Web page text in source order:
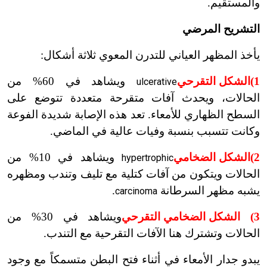
والمستقيم.
التشريح المرضي
يأخذ المظهر العياني للتدرن المعوي ثلاثة أشكال:
1) الشكل التقرحيulcerative
ويشاهد في 60% من
الحالات، ويحدث آفات متقرحة متعددة تتوضع على
السطح الظهاري للأمعاء. تعد هذه الإصابة شديدة الفوعة
وكانت تتسبب بنسبة وفيات عالية في الماضي.
2) الشكل الضخاميhypertrophic
ويشاهد في 10% من
الحالات ويتكون من آفات كتلية مع تليف وتندب ومظهره
يشبه مظهر السرطانة carcinoma
.
3) الشكل الضخامي التقرحي
ويشاهد في 30% من
الحالات وتشترك هنا الآفات التقرحية مع التندب.
يبدو جدار الأمعاء في أثناء فتح البطن متسمكاً مع وجود